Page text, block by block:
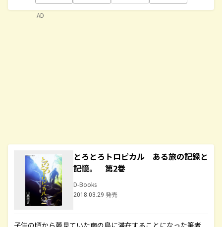
とろとろトロピカル ある旅の記録と
記憶。 第2巻
D-Books
2018.03.29 発売
子供の頃から夢見ていた南の島に滞在することになった筆者
AD